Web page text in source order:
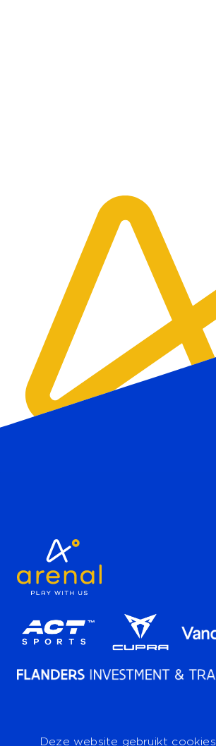
Deze website gebruikt cookies